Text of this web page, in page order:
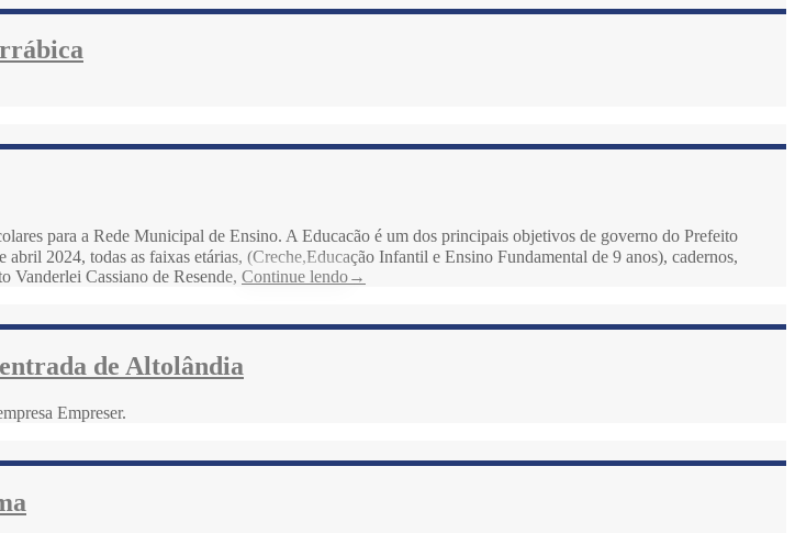
para a Rede Municipal de Ensino. A Educacão é um dos principais objetivos de governo do Prefeito
2024, todas as faixas etárias, (Creche,Educação Infantil e Ensino Fundamental de 9 anos), cadernos,
Vanderlei Cassiano de Resende, Continue lendo→
de Altolândia
Empreser.